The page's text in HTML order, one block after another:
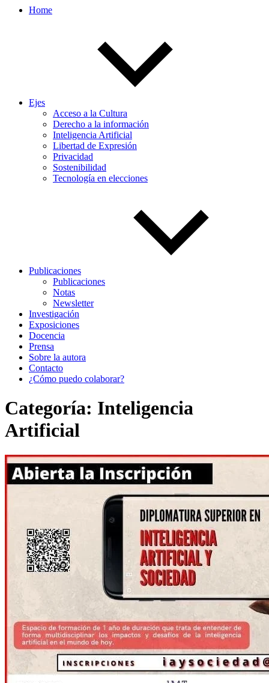
Home
Ejes
Acceso a la Cultura
Derecho a la información
Inteligencia Artificial
Libertad de Expresión
Privacidad
Sostenibilidad
Tecnología en elecciones
Publicaciones
Publicaciones
Notas
Newsletter
Investigación
Exposiciones
Docencia
Prensa
Sobre la autora
Contacto
¿Cómo puedo colaborar?
Categoría: Inteligencia
Artificial